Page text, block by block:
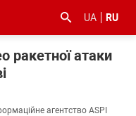
UA RU
ракетної атаки
агентство ASPI